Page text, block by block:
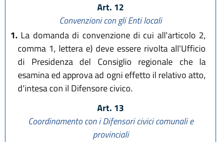
Art. 12
Convenzioni con gli Enti locali
1. La domanda di convenzione di cui all'articolo 2,
comma 1, lettera e) deve essere rivolta all'Ufficio
di Presidenza del Consiglio regionale che la
esamina ed approva ad ogni effetto il relativo atto,
d'intesa con il Difensore civico.
Art. 13
Coordinamento con i Difensori civici comunali e
provinciali